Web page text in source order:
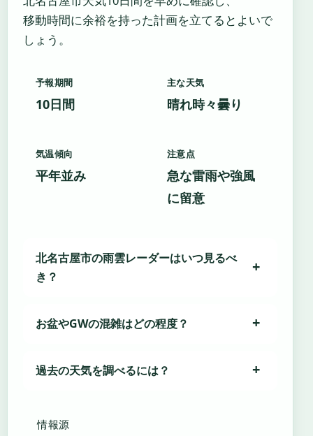
移動時間に余裕を持った計画を立てるとよいで
しょう。
予報期間
10日間
主な天気
晴れ時々曇り
気温傾向
平年並み
注意点
急な雷雨や強風
に留意
北名古屋市の雨雲レーダーはいつ見るべ
き？
お盆やGWの混雑はどの程度？
過去の天気を調べるには？
情報源